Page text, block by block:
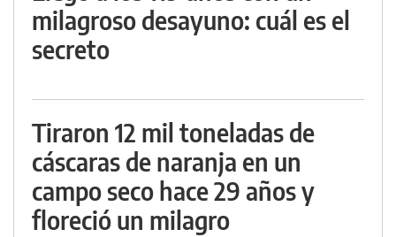
milagroso desayuno: cuál es el
secreto
Tiraron 12 mil toneladas de
cáscaras de naranja en un
campo seco hace 29 años y
floreció un milagro